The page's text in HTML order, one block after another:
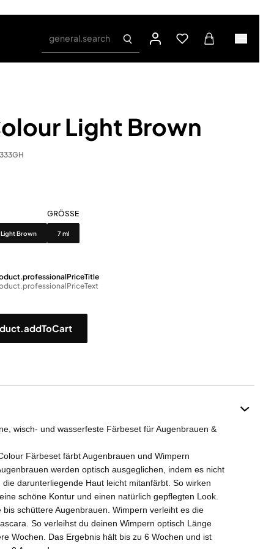
general.search
Light Brown
Light Brown
GRÖSSE
Grösse
7 ml
wisch- und wasserfeste Färbeset für Augenbrauen &
Färbeset färbt Augenbrauen und Wimpern
werden optisch ausgeglichen, indem es nicht
darunterliegende Haut leicht mitanfärbt. So wirken
schöne Kontur und einen natürlich gepflegten Look.
schüttere Augenbrauen. Wimpern verleiht es die
So verleihst du deinen Wimpern optisch Länge
Wochen. Das Ergebnis hält bis zu 6 Wochen und ist